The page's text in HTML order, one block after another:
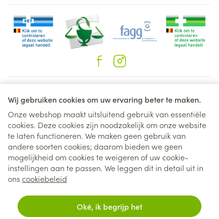
Wij gebruiken cookies om uw ervaring beter te maken.
Onze webshop maakt uitsluitend gebruik van essentiële
cookies. Deze cookies zijn noodzakelijk om onze website
te laten functioneren. We maken geen gebruik van
andere soorten cookies; daarom bieden we geen
mogelijkheid om cookies te weigeren of uw cookie-
instellingen aan te passen. We leggen dit in detail uit in
ons cookiebeleid
Oké, ik begrijp het
Zeer vaak (komt voor bij meer dan 1 patiënt op 10)
Oedeem (vochtophoping) Vaak (bij minder dan 1 op
10 patiënten) Bronchitis, maag- en darminfectie,
braken, verhoogde bloedsuikerspiegel, suiker in de
of verstopte neus, keelpijn, moeilijke ademhaling,
hoesten, buikpijn, brandend maagzuur, maaglast,
flatulentie, pijn in de gewrichten of de botten,
rugpijn, skeletpijn, bloed in de urine, griepachtige
symptomen, pijn op de borst, pijn. Soms (bij minder
dan 1 op 100 patiënten) Verlaagd aantal
tot gemakkelijk blauwe plekken of een verlengde
stollingstijd, anaphylactische reacties, abnormaal
Juridische links